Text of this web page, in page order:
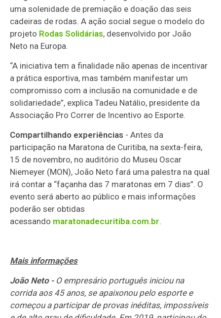
uma solenidade de premiação e doação das seis
cadeiras de rodas. A ação social segue o modelo do
projeto Rodas Solidárias, desenvolvido por João
Neto na Europa.
“A iniciativa tem a finalidade não apenas de incentivar
a prática esportiva, mas também manifestar um
compromisso com a inclusão na comunidade e de
solidariedade”, explica Tadeu Natálio, presidente da
Associação Pro Correr de Incentivo ao Esporte.
Compartilhando experiências - Antes da
participação na Maratona de Curitiba, na sexta-feira,
15 de novembro, no auditório do Museu Oscar
Niemeyer (MON), João Neto fará uma palestra na qual
irá contar a “façanha das 7 maratonas em 7 dias”. O
evento será aberto ao público e mais informações
poderão ser obtidas
acessando maratonadecuritiba.com.br.
Mais informações
João Neto - O empresário português iniciou na
corrida aos 45 anos, se apaixonou pelo esporte e
começou a participar de provas inéditas, impossíveis